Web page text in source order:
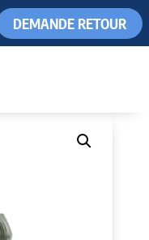
DEMANDE RETOUR